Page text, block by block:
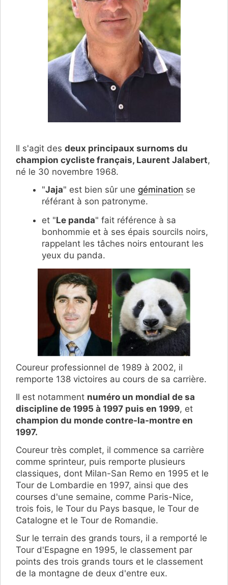
Il s'agit des deux principaux surnoms du
champion cycliste français, Laurent Jalabert,
né le 30 novembre 1968.
"Jaja" est bien sûr une gémination se
référant à son patronyme.
et "Le panda" fait référence à sa
bonhommie et à ses épais sourcils noirs,
rappelant les tâches noirs entourant les
yeux du panda.
Coureur professionnel de 1989 à 2002, il
remporte 138 victoires au cours de sa carrière.
Il est notamment numéro un mondial de sa
discipline de 1995 à 1997 puis en 1999, et
champion du monde contre-la-montre en
1997.
Coureur très complet, il commence sa carrière
comme sprinteur, puis remporte plusieurs
classiques, dont Milan-San Remo en 1995 et le
Tour de Lombardie en 1997, ainsi que des
courses d'une semaine, comme Paris-Nice,
trois fois, le Tour du Pays basque, le Tour de
Catalogne et le Tour de Romandie.
Sur le terrain des grands tours, il a remporté le
Tour d'Espagne en 1995, le classement par
points des trois grands tours et le classement
de la montagne de deux d'entre eux.